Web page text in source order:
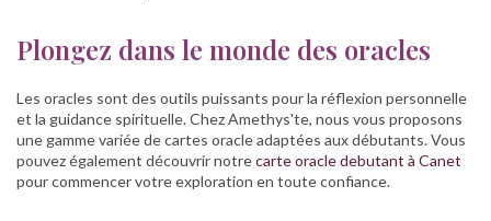
Plongez dans le monde des oracles
Les oracles sont des outils puissants pour la réflexion personnelle
et la guidance spirituelle. Chez Amethys'te, nous vous proposons
une gamme variée de cartes oracle adaptées aux débutants. Vous
pouvez également découvrir notrecarte oracle debutant à Canet
pour commencer votre exploration en toute confiance.